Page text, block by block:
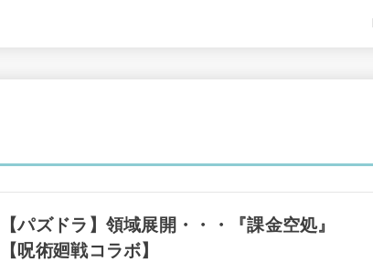
【パズドラ】領域展開・・・『課金空処』
【呪術廻戦コラボ】